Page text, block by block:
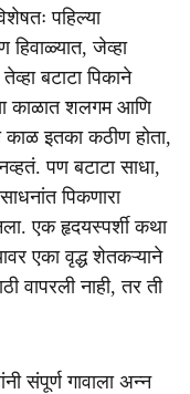
पहिल्या
हिवाळ्यात, जेव्हा
बटाटा पिकाने
काळात शलगम आणि
काळ इतका कठीण होता,
पण बटाटा साधा,
पिकणारा
एक हृदयस्पर्शी कथा
एका वृद्ध शेतकऱ्याने
वापरली नाही, तर ती
संपूर्ण गावाला अन्न